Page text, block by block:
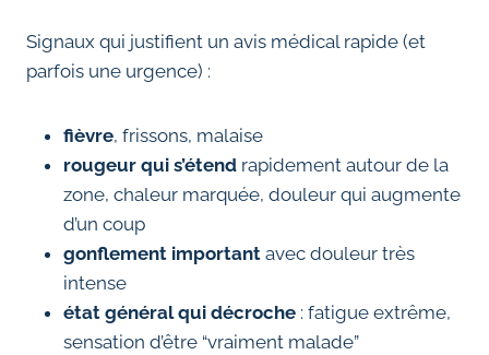
Signaux qui justifient un avis médical rapide (et
parfois une urgence) :
fièvre, frissons, malaise
rougeur qui s’étend rapidement autour de la
zone, chaleur marquée, douleur qui augmente
d’un coup
gonflement important avec douleur très
intense
état général qui décroche : fatigue extrême,
sensation d’être “vraiment malade”